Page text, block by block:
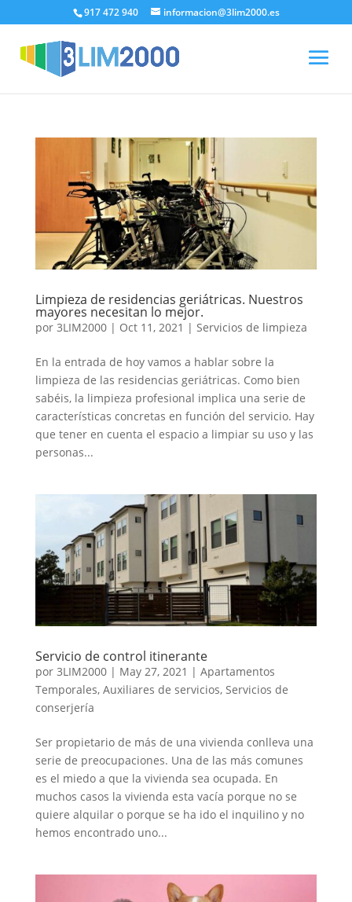
917 472 940 informacion@3lim2000.es
Limpieza de residencias geriátricas. Nuestros
mayores necesitan lo mejor.
por 3LIM2000| Oct 11, 2021 | Servicios de limpieza
En la entrada de hoy vamos a hablar sobre la
limpieza de las residencias geriátricas. Como bien
sabéis, la limpieza profesional implica una serie de
características concretas en función del servicio. Hay
que tener en cuenta el espacio a limpiar su uso y las
personas...
Servicio de control itinerante
por 3LIM2000| May 27, 2021 | Apartamentos
Temporales, Auxiliares de servicios, Servicios de
conserjería
Ser propietario de más de una vivienda conlleva una
serie de preocupaciones. Una de las más comunes
es el miedo a que la vivienda sea ocupada. En
muchos casos la vivienda esta vacía porque no se
quiere alquilar o porque se ha ido el inquilino y no
hemos encontrado uno...